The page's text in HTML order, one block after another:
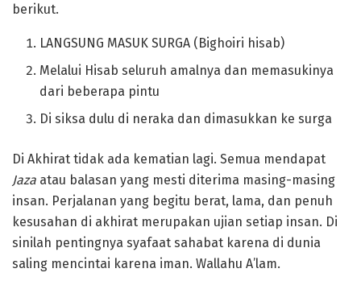
berikut.
LANGSUNG MASUK SURGA (Bighoiri hisab)
Melalui Hisab seluruh amalnya dan memasukinya
dari beberapa pintu
Di siksa dulu di neraka dan dimasukkan ke surga
Di Akhirat tidak ada kematian lagi. Semua mendapat
Jaza atau balasan yang mesti diterima masing-masing
insan. Perjalanan yang begitu berat, lama, dan penuh
kesusahan di akhirat merupakan ujian setiap insan. Di
sinilah pentingnya syafaat sahabat karena di dunia
saling mencintai karena iman. Wallahu A’lam.